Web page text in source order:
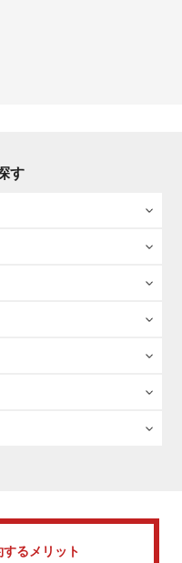
す
するメリット